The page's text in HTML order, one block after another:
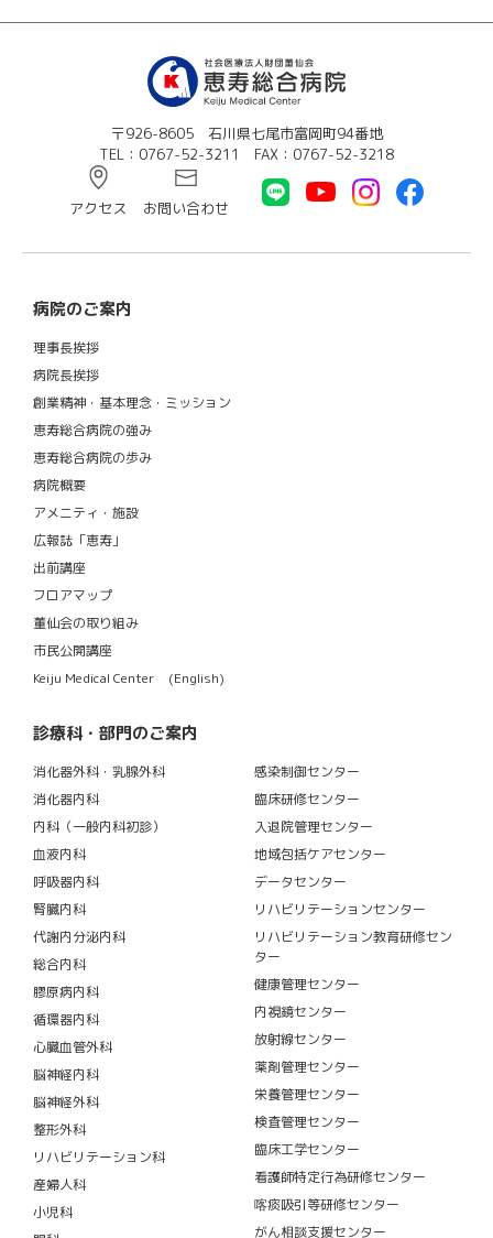
〒926-8605 石川県七尾市富岡町94番地
TEL：0767-52-3211 FAX：0767-52-3218
アクセス お問い合わせ
病院のご案内
理事長挨拶
病院長挨拶
創業精神・基本理念・ミッション
恵寿総合病院の強み
恵寿総合病院の歩み
病院概要
アメニティ・施設
広報誌「恵寿」
出前講座
フロアマップ
董仙会の取り組み
市民公開講座
Keiju Medical Center (English)
診療科・部門のご案内
消化器外科・乳腺外科
消化器内科
内科（一般内科初診）
血液内科
呼吸器内科
腎臓内科
代謝内分泌内科
総合内科
膠原病内科
循環器内科
心臓血管外科
脳神経内科
脳神経外科
整形外科
リハビリテーション科
産婦人科
小児科
感染制御センター
臨床研修センター
入退院管理センター
地域包括ケアセンター
データセンター
リハビリテーションセンター
リハビリテーション教育研修セン
ター
健康管理センター
内視鏡センター
放射線センター
薬剤管理センター
栄養管理センター
検査管理センター
臨床工学センター
看護師特定行為研修センター
喀痰吸引等研修センター
がん相談支援センター